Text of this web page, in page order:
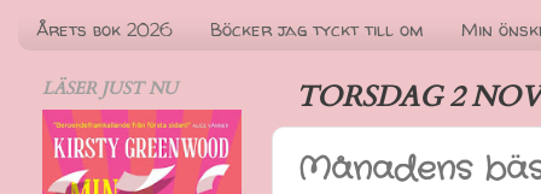
Årets bok 2026
Böcker jag tyckt till om Min
TORSDAG 2
Månadens
LÄSER JUST NU